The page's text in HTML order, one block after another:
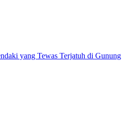
yang Tewas Terjatuh di Gunung